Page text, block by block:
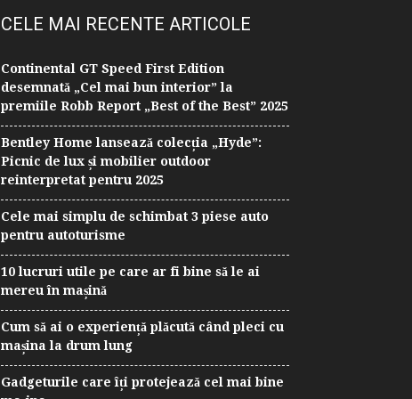
CELE MAI RECENTE ARTICOLE
Continental GT Speed First Edition
desemnată „Cel mai bun interior” la
premiile Robb Report „Best of the Best” 2025
Bentley Home lansează colecția „Hyde”:
Picnic de lux și mobilier outdoor
reinterpretat pentru 2025
Cele mai simplu de schimbat 3 piese auto
pentru autoturisme
10 lucruri utile pe care ar fi bine să le ai
mereu în mașină
Cum să ai o experiență plăcută când pleci cu
mașina la drum lung
Gadgeturile care îți protejează cel mai bine